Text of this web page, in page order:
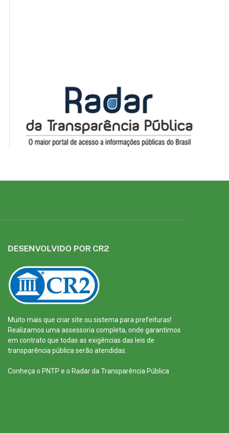
DESENVOLVIDO POR CR2
Muito mais que criar site ou sistema para prefeituras!
Realizamos uma assessoria completa, onde garantimos
em contrato que todas as exigências das leis de
transparência pública serão atendidas.
Conheça o PNTP e o Radar da Transparência Pública